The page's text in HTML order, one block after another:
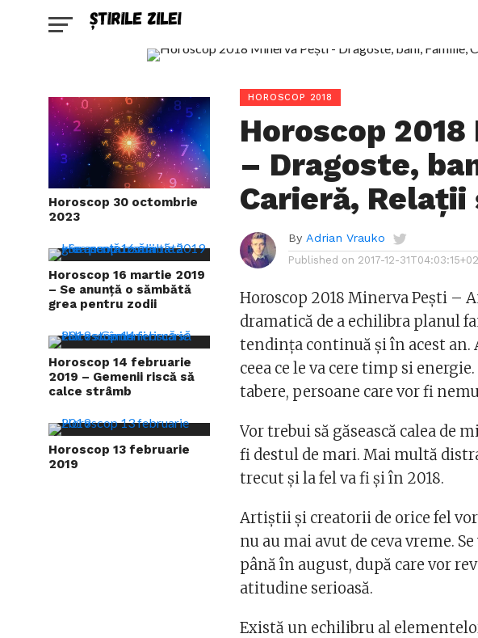
Horoscop 30 octombrie
2023
Horoscop 16 martie 2019
– Se anunță o sămbătă
grea pentru zodii
Horoscop 14 februarie
2019 – Gemenii riscă să
calce strâmb
Horoscop 13 februarie
2019
HOROSCOP 2018
Horoscop
– Dragoste,
Carieră, Relații
By Adrian Vrauko
Published on 2017-12-
Horoscop 2018 Minerva Pești –
dramatică de a echilibra planul
tendința continuă şi în acest
ceea ce le va cere timp si
tabere, persoane care vor fi
Vor trebui să găsească calea de
fi destul de mari. Mai multă
trecut şi la fel va fi şi în 2018.
Artiştii şi creatorii de orice fel
nu au mai avut de ceva vreme.
până în august, după care vor
atitudine serioasă.
Există un echilibru al